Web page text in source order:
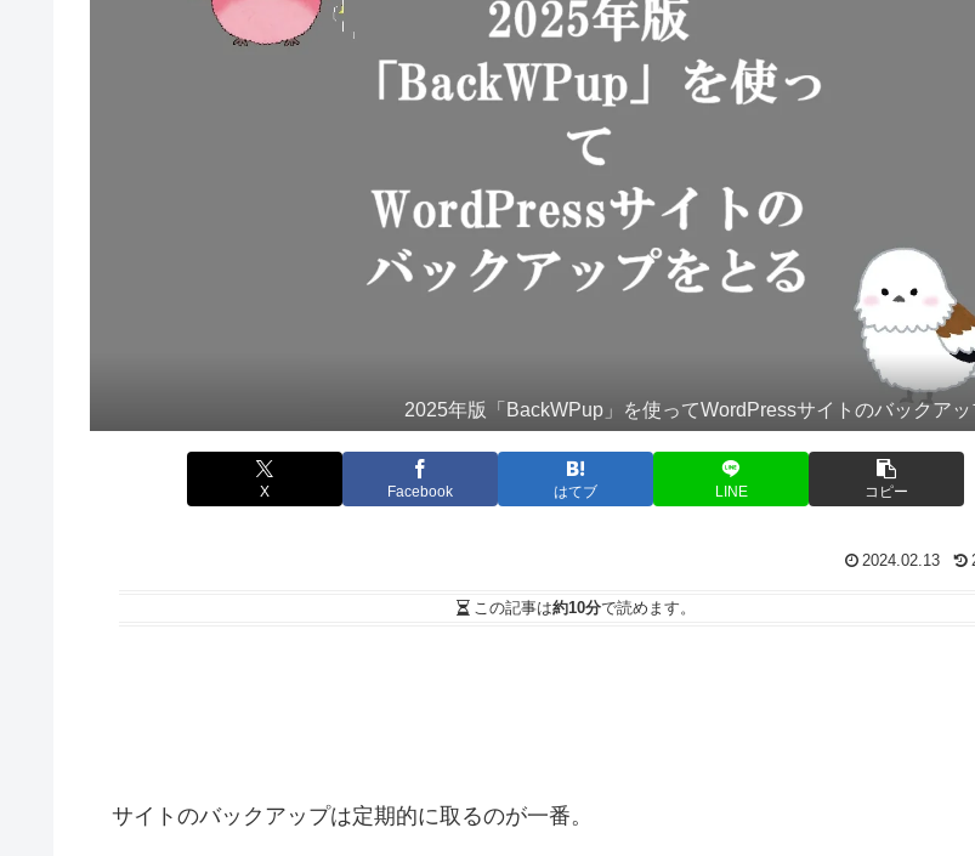
2025年版「BackWPup」を使ってWordPressサイトのバックアッ
X Facebook はてブ LINE コピー
2024.02.13
この記事は約10分で読めます。
サイトのバックアップは定期的に取るのが一番。